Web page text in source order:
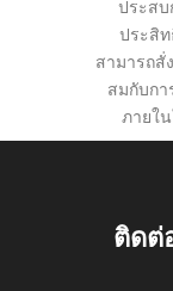
ประสบ
ประสิ
สามารถสั่
สมกับกา
ภายใ
ติดต่